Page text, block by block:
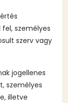
személyes
szerv vagy
jogellenes
személyes
illetve